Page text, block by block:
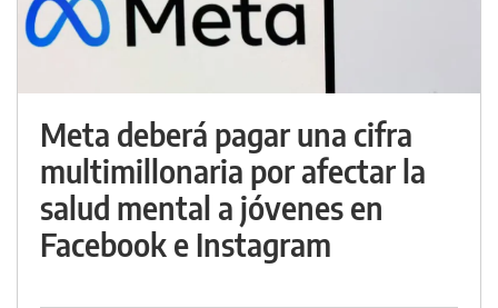
Meta deberá pagar una cifra
multimillonaria por afectar la
salud mental a jóvenes en
Facebook e Instagram